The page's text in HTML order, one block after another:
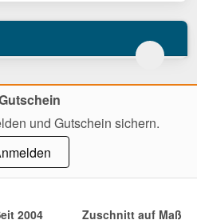
und Gutschein sichern.
2004 Zuschnitt auf Maß